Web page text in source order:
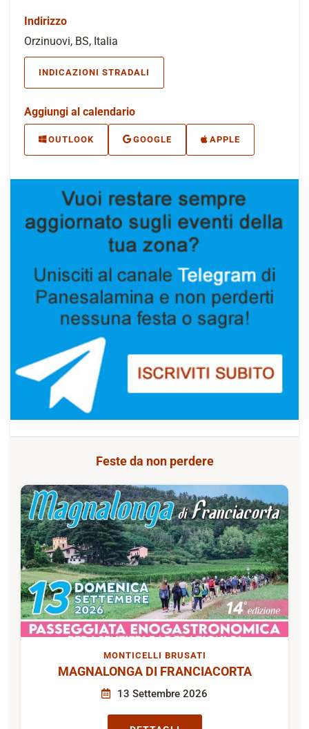
Indirizzo
Orzinuovi, BS, Italia
INDICAZIONI STRADALI
Aggiungi al calendario
OUTLOOK GOOGLE APPLE
Feste da non perdere
MONTICELLI BRUSATI
MAGNALONGA DI FRANCIACORTA
13 Settembre 2026